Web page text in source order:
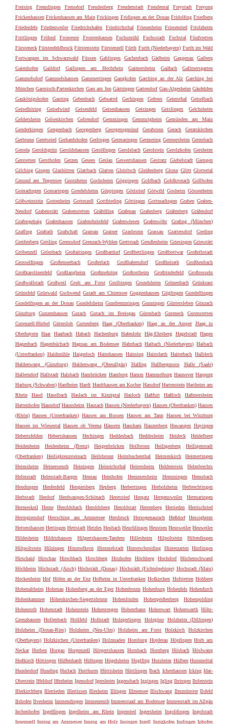
Freising
Fremdingen Frensdorf Freudenberg Freudenstadt Freudental Freystadt
Freyung
Frickenhausen Frickenhausen am Main Frickingen Fridingen an der Donau Fridolfing Friedberg
Friedenfels Friedenweiler Friedrichshafen Friedrichsthal Friesenheim Friesenried Friolzheim
Frittlingen
Fröhnd Fronreute Frontenhausen Fuchsmühl Fuchsstadt Fuchstal
Fünfstetten
Fürsteneck Fürstenfeldbruck Fürstenstein Fürstenzell Fürth Furth (Niederbayern) Furth im Wald
Furtwangen im Schwarzwald
Füssen Gablingen Gachenbach Gädheim Gaggenau
Gaiberg
Gaienhofen
Gaildorf Gailingen am Hochrhein Gaimersheim Gaißach
Gallmersgarten
Gammelsdorf Gammelshausen Gammertingen Gangkofen Garching an der Alz Garching bei
München Garmisch-Partenkirchen Gars am Inn Gärtringen Gattendorf Gau-Algesheim Gäufelden
Gaukönigshofen
Gauting Gebenbach Gebsattel Gechingen Gefrees Geiersthal
Geiselbach
Geiselhöring
Geiselwind Geisenfeld Geisenhausen Geisingen Geislingen
Gelchsheim
Geldersheim
Gelsenkirchen Geltendorf Gemmingen Gemmrigheim
Gemünden am Main
Genderkingen
Gengenbach Georgenberg Georgensgmünd Gerabronn Gerach
Geratskirchen
Gerbrunn Geretsried Gerhardshofen Gerlingen Germaringen Germering Germersheim Gernsbach
Geroda Geroldsgrün Geroldshausen Gerolfingen Gerolsbach Gerolstein Gerolzhofen Gersheim
Gerstetten
Gersthofen Gerzen Gesees Geslau Gessertshausen Gestratz Giebelstadt
Giengen
Gilching Gingen Glashütten Glattbach Glatten Gleiritsch Gleißenberg Glonn Glött Glottertal
Gmund am Tegernsee Gnotzheim Gochsheim Göggingen Goldbach Goldkronach Gollhofen
Gomadingen Gomaringen Gondelsheim Göppingen Görisried Görwihl Gosheim Gössenheim
Gößweinstein Gottenheim Gotteszell Gottfrieding Göttingen Gottmadingen Graben Graben-
Neudorf
Grabenstätt Grabenstetten Gräfelfing Grafenau Grafenberg Gräfenberg
Gräfendorf
Grafengehaig
Grafenhausen Grafenrheinfeld Grafenwiesen Grafenwöhr
Grafing (München)
Grafling
Grafrath Grafschaft Grainau Grainet Grasbrunn Grassau Grattersdorf
Greding
Greifenberg Greiling Gremsdorf Grenzach-Wyhlen Grettstadt Greußenheim Griesingen Griesstätt
Gröbenzell
Grömbach Großaitingen Großbardorf Großbettlingen Großbottwar
Großeibstadt
Grosselfingen
Großenseebach Großerlach Großhabersdorf Großheirath
Großheubach
Großkarolinenfeld
Großlangheim Großmehring Großostheim Großrinderfeld
Großrosseln
Großwallstadt
Großweil Grub am Forst Gruibingen Grundsheim Grünenbach
Grünkraut
Grünsfeld Grünwald Gschwend Gstadt am Chiemsee Guggenhausen Güglingen Gundelfingen
Gundelfingen an der Donau Gundelsheim Gundremmingen Gunningen Güntersleben Günzach
Günzburg
Gunzenhausen Gutach Gutach im Breisgau Gütenbach Guteneck
Gutenstetten
Gutenzell-Hürbel
Gütersloh Guttenberg Haag (Oberfranken) Haag an der Amper
Haag in
Oberbayern
Haar Haarbach Habach Hachenburg Hafenlohr Häg-Ehrsberg Hagelstadt
Hagen
Hagenbach Hagenbüchach Hagnau am Bodensee Hahnbach Haibach (Niederbayern) Haibach
(Unterfranken) Haidmühle Haigerloch Haimhausen Haiming Hainsfarth Haiterbach Halblech
Haldenwang (Günzburg)
Haldenwang (Oberallgäu) Halfing Hallbergmoos
Halle (Saale)
Hallerndorf Hallstadt Halsbach Hambrücken Hamburg Hamm Hammelburg Hannover Happurg
Harburg (Schwaben) Hardheim Hardt Hardthausen am Kocher Harsdorf Hartenstein Hartheim am
Rhein
Hasel Haselbach Haslach im Kinzigtal Hasloch Haßfurt Haßloch
Haßmersheim
Hattenhofen Haundorf Haunsheim Hausach Hausen (Niederbayern) Hausen (Oberfranken) Hausen
(Rhön) Hausen (Unterfranken) Hausen am Bussen Hausen am Tann Hausen bei Würzburg
Hausen im Wiesental Hausen ob Verena Häusern Hausham Hauzenberg Hawangen Hayingen
Hebertsfelden
Hebertshausen Hechingen Heddesbach Heddesheim Heideck
Heidelberg
Heidenheim
Heidenheim (Brenz) Heigenbrücken Heilbronn Heiligenberg
Heiligenstadt
(Oberfranken)
Heiligkreuzsteinach Heilsbronn Heimbuchenthal Heimenkirch
Heimertingen
Heimsheim
Heinersreuth Heiningen Heinrichsthal Heitersheim Heldenstein
Helmbrechts
Helmstadt
Helmstadt-Bargen Hemau Hemhofen Hemmersheim Hemmingen
Hemsbach
Hendungen
Henfenfeld Hengersberg Hepberg Herbertingen Herbolzheim
Herbrechtingen
Herbstadt
Herdorf Herdwangen-Schönach Heretsried Hergatz Hergensweiler
Hermaringen
Hermeskeil
Herne Heroldsbach Heroldsberg Heroldstatt Herrenberg Herrieden
Herrischried
Herrngiersdorf
Herrsching am Ammersee Hersbruck Herzogenaurach Heßdorf
Hessigheim
Hettenshausen Hettingen Hettstadt Hetzles Heubach Heuchlingen Heustreu Heusweiler Heuweiler
Hildesheim
Hildrizhausen Hilgertshausen-Tandern Hillesheim Hilpoltstein
Hiltenfingen
Hiltpoltstein
Hilzingen Himmelkron Himmelstadt Hinterschmiding Hinterzarten
Hirrlingen
Hirschaid
Hirschau Hirschbach Hirschberg Hitzhofen Höchberg Hochdorf
Höchenschwand
Höchheim Höchstadt (Aisch) Höchstädt (Donau) Höchstädt (Fichtelgebirge) Hochstadt (Main)
Hockenheim Hof Höfen an der Enz Hofheim in Unterfranken Hofkirchen Hofstetten Hohberg
Hohenaltheim Hohenau Hohenberg an der Eger Hohenbrunn Hohenburg Hohenfels Hohenfurch
Hohenkammer
Höhenkirchen-Siegertsbrunn Hohenlinden Hohenpeißenberg
Hohenpolding
Hohenroth Hohenstadt Hohenstein Hohentengen Hohenthann Hohenwart Hohenwarth Höhr-
Grenzhausen
Hollenbach Hollfeld Hollstadt Holzgerlingen Holzgünz
Holzheim (Dillingen)
Holzheim (Donau-Ries)
Holzheim (Neu-Ulm) Holzheim am Forst Holzkirch
Holzkirchen
(Oberbayern) Holzkirchen (Unterfranken) Holzmaden Homburg Hopferau Höpfingen Horb am
Neckar Horben Horgau Horgenzell Hörgertshausen Hornbach Hornberg Hösbach Höslwang
Hoßkirch Höttingen Hüffenhardt Hüfingen Hügelsheim Huglfing Huisheim Hülben Hummeltal
Hunderdorf Hunding Hurlach Hutthurm Hüttisheim Hüttlingen Ibach Ichenhausen Icking Idar-
Oberstein Iffeldorf Iffezheim Igensdorf Igersheim Iggensbach Iggingen Igling Ihringen Ihrlerstein
Illerkirchberg Illerrieden Illertissen Illesheim Illingen Illmensee Illschwang Ilmmünster Ilsfeld
Ilshofen Ilvesheim Immendingen Immenreuth Immenstaad am Bodensee Immenstadt im Allgäu
Inchenhofen Ingelfingen Ingelheim am Rhein Ingenried Ingersheim Ingoldingen Ingolstadt
Innernzell Inning am Ammersee Inning am Holz Insingen Inzell Inzigkofen Inzlingen Iphofen